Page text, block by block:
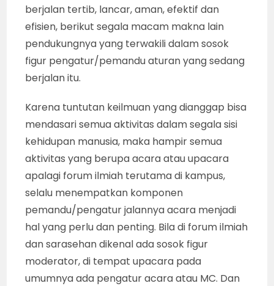
berjalan tertib, lancar, aman, efektif dan
efisien, berikut segala macam makna lain
pendukungnya yang terwakili dalam sosok
figur pengatur/pemandu aturan yang sedang
berjalan itu.
Karena tuntutan keilmuan yang dianggap bisa
mendasari semua aktivitas dalam segala sisi
kehidupan manusia, maka hampir semua
aktivitas yang berupa acara atau upacara
apalagi forum ilmiah terutama di kampus,
selalu menempatkan komponen
pemandu/pengatur jalannya acara menjadi
hal yang perlu dan penting. Bila di forum ilmiah
dan sarasehan dikenal ada sosok figur
moderator, di tempat upacara pada
umumnya ada pengatur acara atau MC. Dan